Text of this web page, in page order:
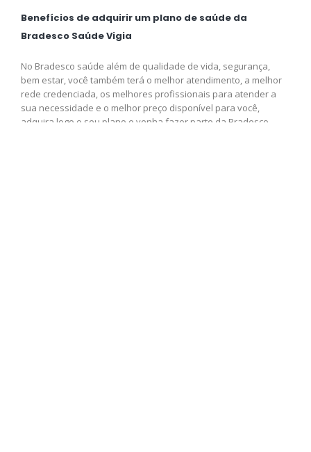
Benefícios de adquirir um plano de saúde da
Bradesco Saúde Vigia
No Bradesco saúde além de qualidade de vida, segurança,
bem estar, você também terá o melhor atendimento, a melhor
rede credenciada, os melhores profissionais para atender a
sua necessidade e o melhor preço disponível para você,
adquira logo o seu plano e venha fazer parte da Bradesco